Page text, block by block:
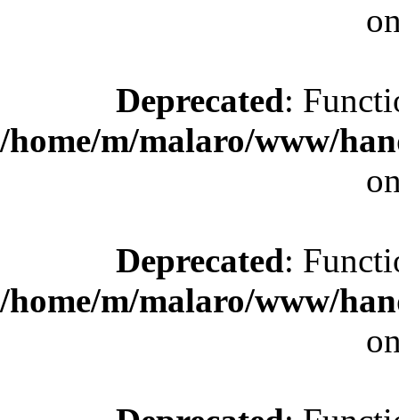
Deprecated:
/home/m/malaro/www/
Deprecated:
/home/m/malaro/www/